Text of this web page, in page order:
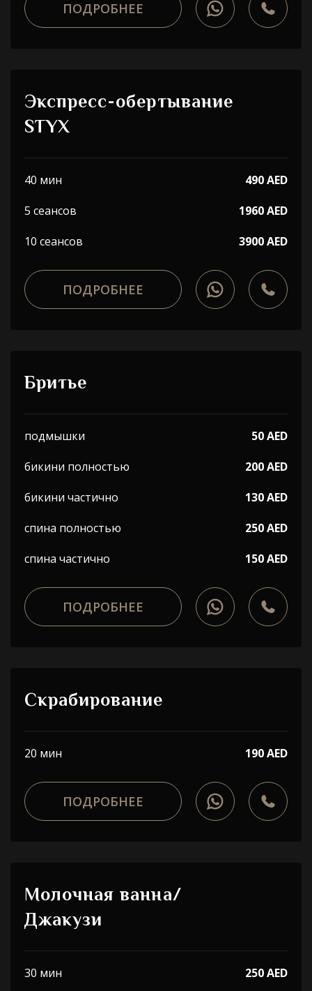
ПОДРОБНЕЕ
Экспресс-обертывание
STYX
40 мин
490 AED
5 сеансов
1960 AED
10 сеансов
3900 AED
ПОДРОБНЕЕ
Бритье
подмышки
50 AED
бикини полностью
200 AED
бикини частично
130 AED
спина полностью
250 AED
спина частично
150 AED
ПОДРОБНЕЕ
Скрабирование
20 мин 190 AED
ПОДРОБНЕЕ
Молочная ванна/
Джакузи
30 мин 250 AED
Выберите процедуру
ЗАБРОНИРОВАТЬ